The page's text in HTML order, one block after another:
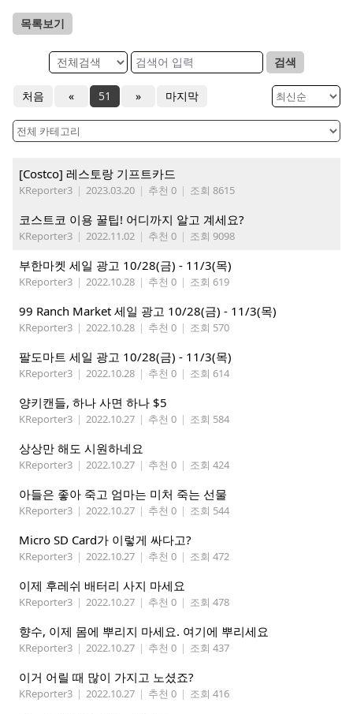
목록보기
검색
처음 « 51 » 마지막
[Costco] 레스토랑 기프트카드
KReporter3 | 2023.03.20 | 추천 0 | 조회 8615
코스트코 이용 꿀팁! 어디까지 알고 계세요?
KReporter3 | 2022.11.02 | 추천 0 | 조회 9098
부한마켓 세일 광고 10/28(금) - 11/3(목)
KReporter3 | 2022.10.28 | 추천 0 | 조회 619
99 Ranch Market 세일 광고 10/28(금) - 11/3(목)
KReporter3 | 2022.10.28 | 추천 0 | 조회 570
팔도마트 세일 광고 10/28(금) - 11/3(목)
KReporter3 | 2022.10.28 | 추천 0 | 조회 614
양키캔들, 하나 사면 하나 $5
KReporter3 | 2022.10.27 | 추천 0 | 조회 584
상상만 해도 시원하네요
KReporter3 | 2022.10.27 | 추천 0 | 조회 424
아들은 좋아 죽고 엄마는 미처 죽는 선물
KReporter3 | 2022.10.27 | 추천 0 | 조회 544
Micro SD Card가 이렇게 싸다고?
KReporter3 | 2022.10.27 | 추천 0 | 조회 472
이제 후레쉬 배터리 사지 마세요
KReporter3 | 2022.10.27 | 추천 0 | 조회 478
향수, 이제 몸에 뿌리지 마세요. 여기에 뿌리세요
KReporter3 | 2022.10.27 | 추천 0 | 조회 437
이거 어릴 때 많이 가지고 노셨죠?
KReporter3 | 2022.10.27 | 추천 0 | 조회 416